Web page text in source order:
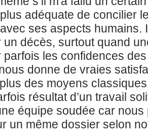
adéquate de concilier
ses aspects humains.
un décès, surtout quand
parfois les confidences
donne de vraies
des moyens
résultat d’un travail
équipe soudée car
un même dossier selon